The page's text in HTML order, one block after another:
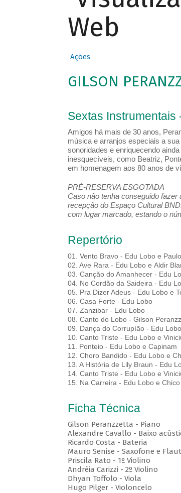
Web
Ações
GILSON
Sextas Instrumentais
Amigos há mais de 30 anos,
música e arranjos especiais a
sonoridades e enriquecendo
inesquecíveis, como Beatriz,
em homenagem aos 80 anos de
PRÉ-RESERVA ESGOTADA
Caso não tenha conseguido
recepção do Espaço Cultural
com lugar marcado, estando o
Repertório
01. Vento Bravo - Edu Lobo e
02. Ave Rara - Edu Lobo e Aldir
03. Canção do Amanhecer - Edu
04. No Cordão da Saideira - Edu
05. Pra Dizer Adeus - Edu Lobo e
06. Casa Forte - Edu Lobo
07. Zanzibar - Edu Lobo
08. Canto do Lobo - Gilson
09. Dança do Corrupíão - Edu
10. Canto Triste - Edu Lobo e
11. Ponteio - Edu Lobo e Capinam
12. Choro Bandido - Edu Lobo e
13. A História de Lily Braun - Edu
14. Canto Triste - Edu Lobo e
15. Na Carreira - Edu Lobo e
Ficha Técnica
Gilson Peranzzetta - Piano
Alexandre Cavallo - Baixo
Ricardo Costa - Bateria
Mauro Senise - Saxofone e
Priscila Rato - 1º Violino
Andréia Carizzi - 2º Violino
Dhyan Toffolo - Viola
Hugo Pilger - Violoncelo